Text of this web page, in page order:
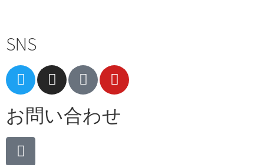
SNS
お問い合わせ